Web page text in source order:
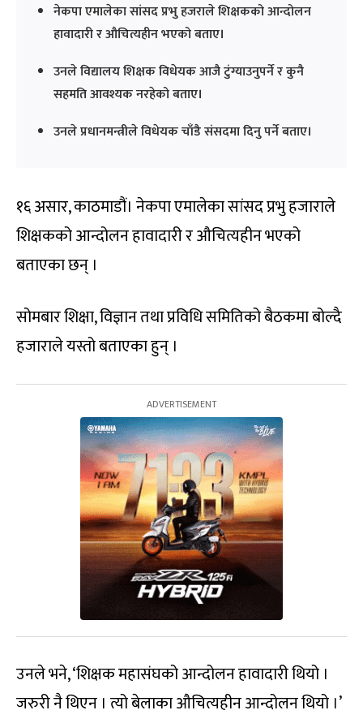
नेकपा एमालेका सांसद प्रभु हजराले शिक्षकको आन्दोलन
हावादारी र औचित्यहीन भएको बताए।
उनले विद्यालय शिक्षक विधेयक आजै टुंग्याउनुपर्ने र कुनै
सहमति आवश्यक नरहेको बताए।
उनले प्रधानमन्त्रीले विधेयक चाँडै संसदमा दिनु पर्ने बताए।
१६ असार, काठमाडौं। नेकपा एमालेका सांसद प्रभु हजाराले
शिक्षकको आन्दोलन हावादारी र औचित्यहीन भएको
बताएका छन् ।
सोमबार शिक्षा, विज्ञान तथा प्रविधि समितिको बैठकमा बोल्दै
हजाराले यस्तो बताएका हुन् ।
उनले भने, ‘शिक्षक महासंघको आन्दोलन हावादारी थियो ।
जरुरी नै थिएन । त्यो बेलाका औचित्यहीन आन्दोलन थियो ।’